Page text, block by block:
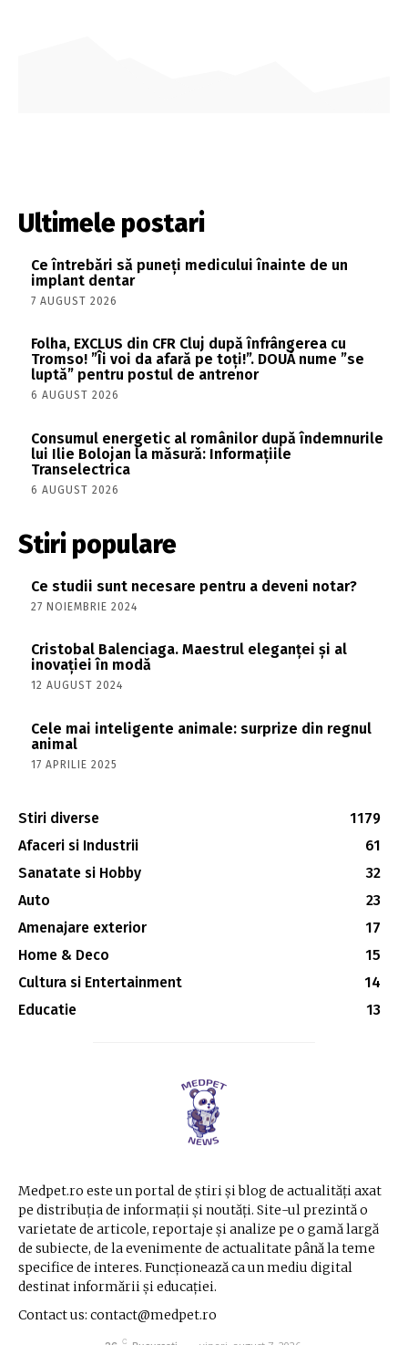
Ultimele postari
Ce întrebări să puneți medicului înainte de un
implant dentar
7 AUGUST 2026
Folha, EXCLUS din CFR Cluj după înfrângerea cu
Tromso! ”Îi voi da afară pe toți!”. DOUĂ nume ”se
luptă” pentru postul de antrenor
6 AUGUST 2026
Consumul energetic al românilor după îndemnurile
lui Ilie Bolojan la măsură: Informațiile
Transelectrica
6 AUGUST 2026
Stiri populare
Ce studii sunt necesare pentru a deveni notar?
27 NOIEMBRIE 2024
Cristobal Balenciaga. Maestrul eleganței și al
inovației în modă
12 AUGUST 2024
Cele mai inteligente animale: surprize din regnul
animal
17 APRILIE 2025
Stiri diverse
1179
Afaceri si Industrii
61
Sanatate si Hobby
32
Auto
23
Amenajare exterior
17
Home & Deco
15
Cultura si Entertainment
14
Educatie
13
Medpet.ro este un portal de știri și blog de actualități axat
pe distribuția de informații și noutăți. Site-ul prezintă o
varietate de articole, reportaje și analize pe o gamă largă
de subiecte, de la evenimente de actualitate până la teme
specifice de interes. Funcționează ca un mediu digital
destinat informării și educației.
Contact us: contact@medpet.ro
C